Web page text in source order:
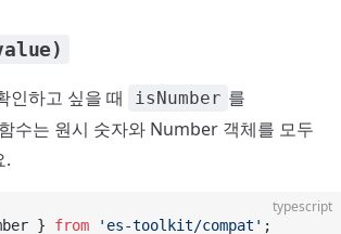
인하고 싶을 때 isNumber 를
수는 원시 숫자와 Number 객체를 모두
.
typescript
} from 'es-toolkit/compat' ;